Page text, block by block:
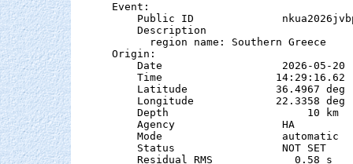
Event:
Public ID
    Description
      region name: Southern Greece
Origin:
    Date                   2026-05-20
Time                  14:29:16.62
Latitude              36.4967 deg
Longitude             22.3358 deg
    Depth                      10 km
    Agency                 HA
    Mode                   automatic
    Status                 NOT SET
    Residual RMS             0.58 s